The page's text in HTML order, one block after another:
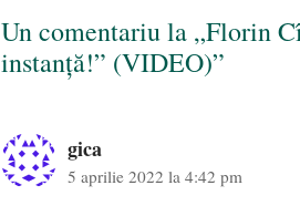
Un comentariu la „Florin
instanță!” (VIDEO)”
gica
5 aprilie 2022 la 4:42 pm